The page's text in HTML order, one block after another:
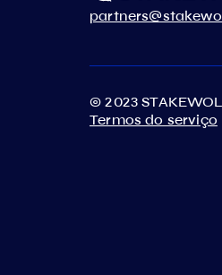
© 2023
Termos do serviço